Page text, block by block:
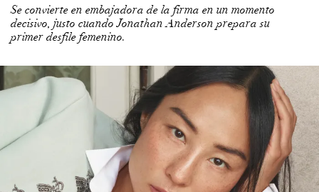
Se convierte en embajadora de la firma en un momento
decisivo, justo cuando Jonathan Anderson prepara su
primer desfile femenino.